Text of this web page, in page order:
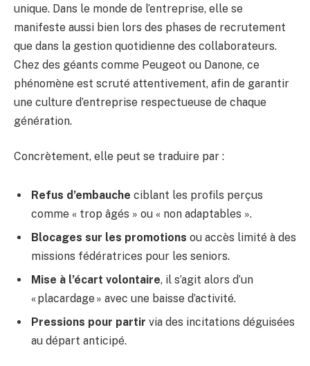
unique. Dans le monde de l’entreprise, elle se
manifeste aussi bien lors des phases de recrutement
que dans la gestion quotidienne des collaborateurs.
Chez des géants comme Peugeot ou Danone, ce
phénomène est scruté attentivement, afin de garantir
une culture d’entreprise respectueuse de chaque
génération.
Concrètement, elle peut se traduire par :
Refus d’embauche ciblant les profils perçus
comme « trop âgés » ou « non adaptables ».
Blocages sur les promotions ou accès limité à des
missions fédératrices pour les seniors.
Mise à l’écart volontaire, il s’agit alors d’un
« placardage » avec une baisse d’activité.
Pressions pour partir via des incitations déguisées
au départ anticipé.